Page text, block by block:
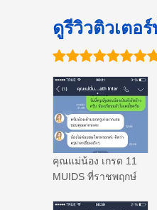
ดูรีวิวติวเตอ
คุณแม่น้อง เกรด 11
MUIDS ที่ราชพฤกษ์